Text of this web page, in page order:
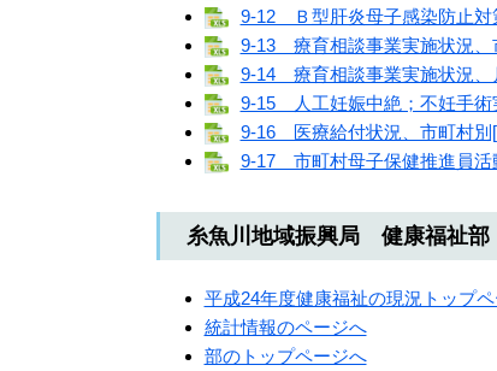
9-12 Ｂ型肝炎母子感染防止対
9-13 療育相談事業実施状況、
9-14 療育相談事業実施状況、
9-15 人工妊娠中絶；不妊手術
9-16 医療給付状況、市町村別
9-17 市町村母子保健推進員活
糸魚川地域振興局 健康福祉部
平成24年度健康福祉の現況トップ
統計情報のページへ
部のトップページへ